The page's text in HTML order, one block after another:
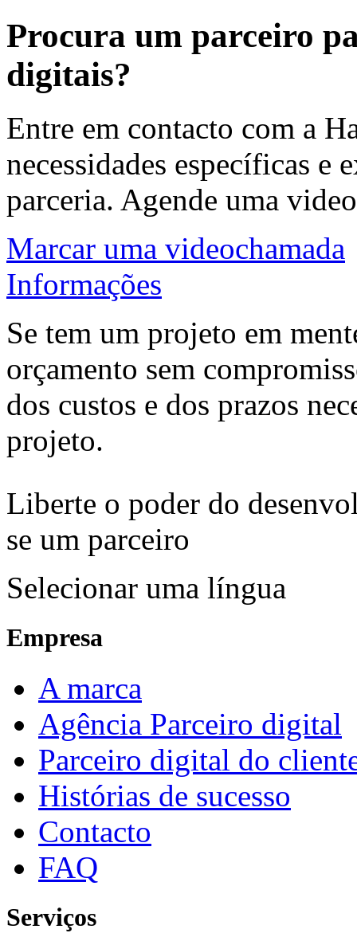
Procura um parceiro
digitais?
Entre em contacto com a
necessidades específicas e
parceria. Agende uma
Marcar uma videochamada
Informações
Se tem um projeto em
orçamento sem
dos custos e dos prazos
projeto.
Liberte o poder do
se um parceiro
Selecionar uma língua
Empresa
A marca
Agência Parceiro digital
Parceiro digital do
Histórias de sucesso
Contacto
FAQ
Serviços